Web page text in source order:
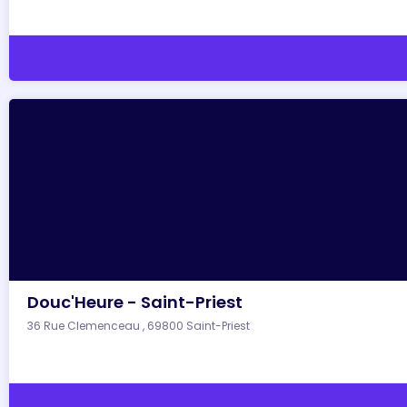
Douc'Heure - Saint-Priest
36 Rue Clemenceau , 69800 Saint-Priest